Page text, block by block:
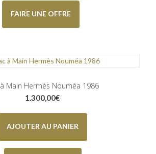
FAIRE UNE OFFRE
Main Hermès Nouméa 1986
1.300,00€
AJOUTER AU PANIER